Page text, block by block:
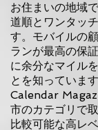
お住まいの地域
道順とワンタッ
す。モバイルの
ランが最高の保
に余分なマイル
とを知っています
Calendar
市のカテゴリで
比較可能な高レ